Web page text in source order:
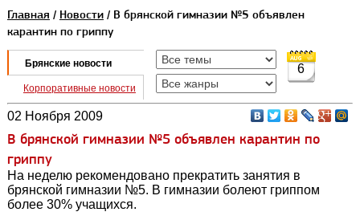
Главная / Новости/ В брянской гимназии №5 объявлен
карантин по гриппу
Брянские новости
Корпоративные новости
6
02 Ноября 2009
В брянской гимназии №5 объявлен карантин по
гриппу
На неделю рекомендовано прекратить занятия в
брянской гимназии №5. В гимназии болеют гриппом
более 30% учащихся.